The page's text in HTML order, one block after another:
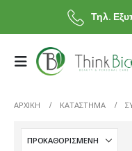
Τηλ.
ΑΡΧΙΚΗ ΚΑΤΆΣΤΗΜΑ